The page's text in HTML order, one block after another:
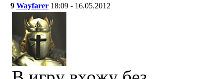
9 Wayfarer 18:09 - 16.05.2012